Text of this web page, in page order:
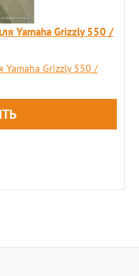
Yamaha Grizzly 550 /
Yamaha Grizzly 550 /